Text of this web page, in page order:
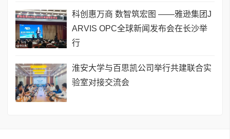
科创惠万商 数智筑宏图 ——雅逊集团J
ARVIS OPC全球新闻发布会在长沙举
行
淮安大学与百思凯公司举行共建联合实
验室对接交流会